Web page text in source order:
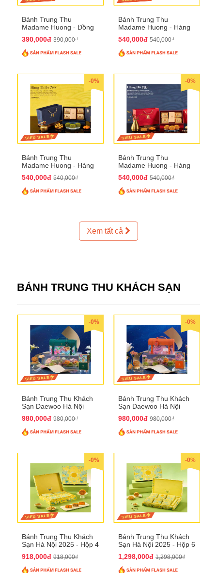
Bánh Trung Thu
Madame Huong - Đồng
390,000đ 390,000₫
Bánh Trung Thu
Madame Huong - Hàng
540,000đ 540,000₫
-0%
Bánh Trung Thu
Madame Huong - Hàng
540,000đ 540,000₫
-0%
Bánh Trung Thu
Madame Huong - Hàng
540,000đ 540,000₫
Xem tất cả
BÁNH TRUNG THU KHÁCH SẠN
-0%
Bánh Trung Thu Khách
Sạn Daewoo Hà Nội
QTTT30
980,000đ 980,000₫
-0%
Bánh Trung Thu Khách
Sạn Daewoo Hà Nội
QTTT31
980,000đ 980,000₫
-0%
Bánh Trung Thu Khách
Sạn Hà Nội 2025 - Hộp 4
918,000đ 918,000₫
-0%
Bánh Trung Thu Khách
Sạn Hà Nội 2025 - Hộp 6
1,298,000đ 1,298,000₫